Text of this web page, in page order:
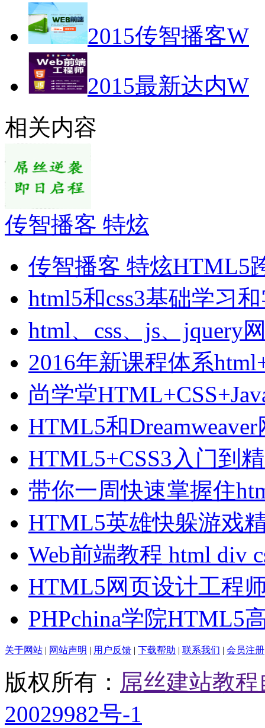
2015传智播客W
2015最新达内W
相关内容
传智播客 特炫
传智播客 特炫HTML5
html5和css3基础学习
html、css、js、jquery
2016年新课程体系
尚学堂
HTML5和
HTML5+CSS3入门到
带你一周快速掌握住
HTML5英雄快躲游戏
Web前端教程 html div
HTML5网页设计工程
PHPchina学院HTML5
关于网站 | 网站声明 | 用户反馈 | 下载帮助 | 联系我们 | 会员注册
版权所有： 屌丝建站教
20029982号-1